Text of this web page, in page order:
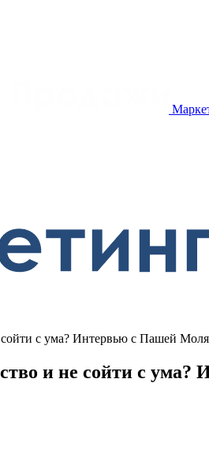
сойти с ума? Интервью с Пашей
и не сойти с